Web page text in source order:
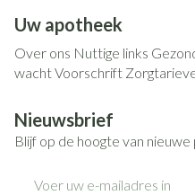
Uw apotheek
Over ons Nuttige links
wachtVoorschrift
Nieuwsbrief
Blijf op de hoogte van